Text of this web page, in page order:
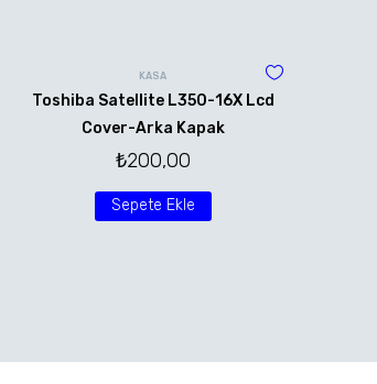
KASA
Toshiba Satellite L350-16X Lcd
Cover-Arka Kapak
₺200,00
Sepete Ekle